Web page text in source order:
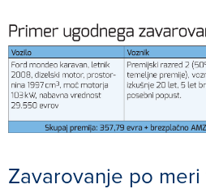
Zavarovanje po meri